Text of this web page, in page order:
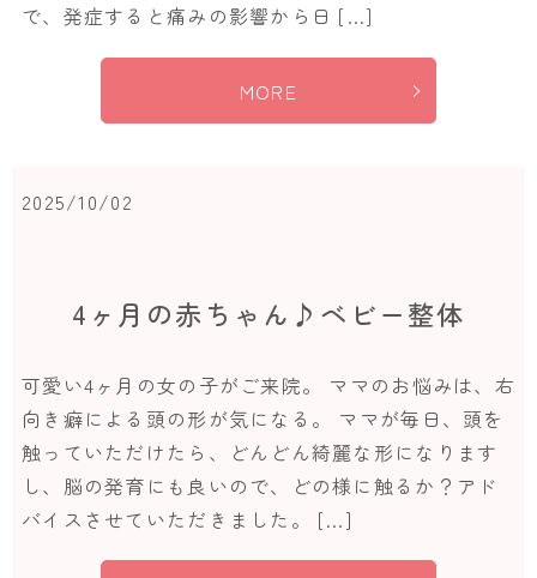
で、発症すると痛みの影響から日 […]
MORE
2025/10/02
4ヶ月の赤ちゃん♪ベビー整体
可愛い4ヶ月の女の子がご来院。 ママのお悩みは、右
向き癖による頭の形が気になる。 ママが毎日、頭を
触っていただけたら、どんどん綺麗な形になります
し、脳の発育にも良いので、どの様に触るか？アド
バイスさせていただきました。 […]